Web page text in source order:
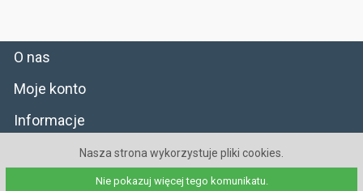
O nas
Moje konto
Informacje
Wojewódzki Inspektorat Farmaceutyczny w Warszawie
WarszawaFloriańska10, tel: 22 629 52 53, e-mail: wif@wif.waw.pl|
BIP Głównego Inspektoratu Farmaceutycznego
Nasza strona wykorzystuje pliki cookies.
Nie pokazuj więcej tego komunikatu.